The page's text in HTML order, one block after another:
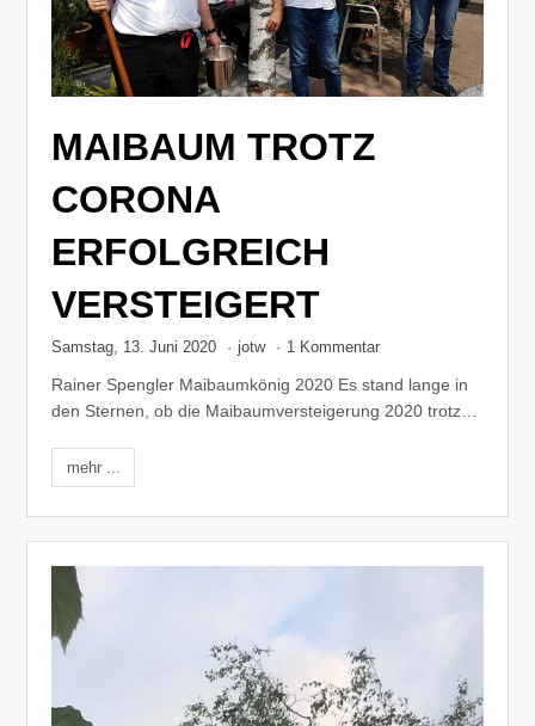
MAIBAUM TROTZ
CORONA
ERFOLGREICH
VERSTEIGERT
Samstag, 13. Juni 2020 · jotw · 1 Kommentar
Rainer Spengler Maibaumkönig 2020 Es stand lange in
den Sternen, ob die Maibaumversteigerung 2020 trotz…
mehr ...